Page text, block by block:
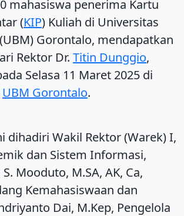
mahasiswa penerima Kartu
(KIP) Kuliah di Universitas
Gorontalo, mendapatkan
Rektor Dr. Titin Dunggio,
Selasa 11 Maret 2025 di
UBM Gorontalo.
dihadiri Wakil Rektor (Warek) I,
dan Sistem Informasi,
Mooduto, M.SA, AK, Ca,
Kemahasiswaan dan
Dai, M.Kep, Pengelola